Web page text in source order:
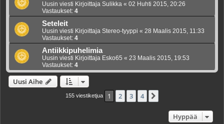
Uusin viesti Kirjoittaja Sulikka « 02 Huhti 2015, 20:26
Vastaukset: 4
Seteleit
Uusin viesti Kirjoittaja Stereo-tyyppi « 28 Maalis 2015, 11:33
Vastaukset: 4
Antiikkipuhelimia
Uusin viesti Kirjoittaja Esko65 « 23 Maalis 2015, 19:53
Vastaukset: 4
Uusi Aihe
155 viestiketjua 1 2 3 4
Hyppää